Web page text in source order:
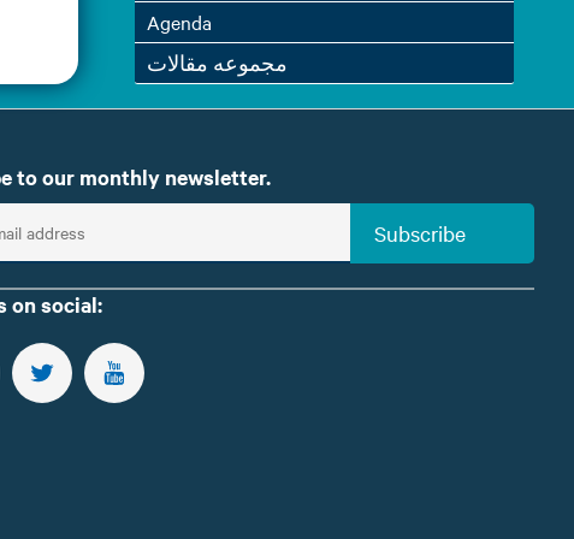
Agenda
مجموعه مقالات
to our monthly newsletter.
Subscribe
on social:
US ON FACEBOOK
FOLLOW US ON TWITTER
SUBSCRIBE TO OUR YOUTUBE CHANNEL